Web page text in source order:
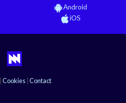
Android
iOS
|Cookies |Contact